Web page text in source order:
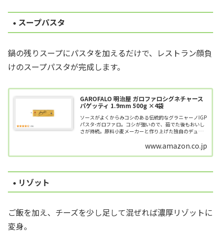
• スープパスタ
鍋の残りスープにパスタを加えるだけで、レストラン顔負
けのスープパスタが完成します。
GAROFALO 明治屋 ガロファロシグネチャース
パゲッティ 1.9mm 500g ×4袋
ソースがよくからみコシのある伝統的なグラニャーノIGP
パスタ-ガロファロ。コシが強いので、茹でた後もおいし
さが持続。原料小麦メーカーと作り上げた独自のデュラ
アで高評価を得ています。毎日食...www.amazon.co.jp
• リゾット
ご飯を加え、チーズを少し足して混ぜれば濃厚リゾットに
変身。